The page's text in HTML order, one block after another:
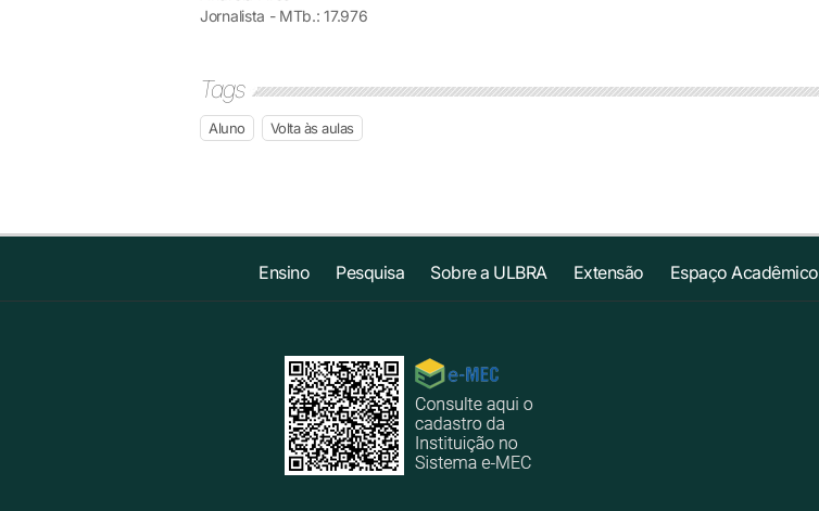
Jornalista - MTb.: 17.976
Tags
Aluno Volta às aulas
Ensino Pesquisa Sobre a ULBRA Extensão Espaço Acadêmico